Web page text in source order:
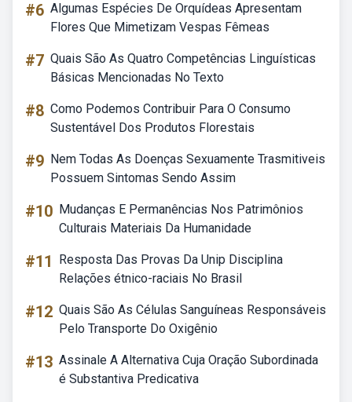
#6 Algumas Espécies De Orquídeas Apresentam
Flores Que Mimetizam Vespas Fêmeas
#7 Quais São As Quatro Competências Linguísticas
Básicas Mencionadas No Texto
#8 Como Podemos Contribuir Para O Consumo
Sustentável Dos Produtos Florestais
#9 Nem Todas As Doenças Sexuamente Trasmitiveis
Possuem Sintomas Sendo Assim
#10 Mudanças E Permanências Nos Patrimônios
Culturais Materiais Da Humanidade
#11
Resposta Das Provas Da Unip Disciplina
Relações étnico-raciais No Brasil
#12 Quais São As Células Sanguíneas Responsáveis
Pelo Transporte Do Oxigênio
#13 Assinale A Alternativa Cuja Oração Subordinada
é Substantiva Predicativa